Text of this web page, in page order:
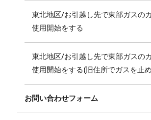
東北地区/お引越し先で東部ガスの
使用開始をする
東北地区/お引越し先で東部ガスの
使用開始をする(旧住所でガスを止
お問い合わせフォーム